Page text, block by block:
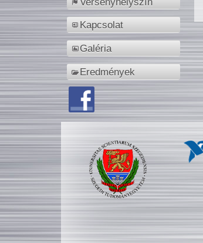
Kapcsolat
Galéria
Eredmények